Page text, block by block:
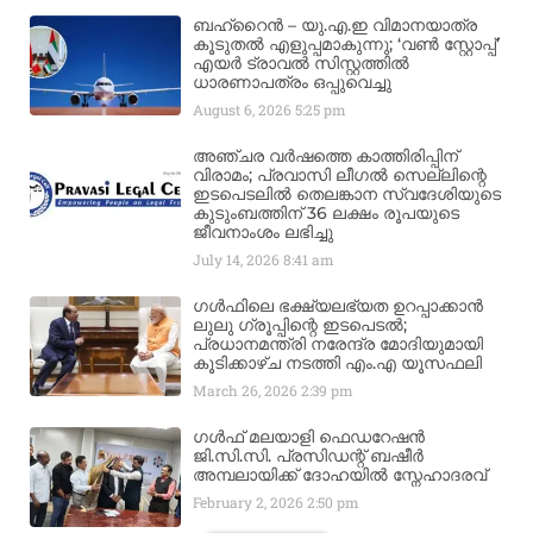
ബഹ്‌റൈൻ – യു.എ.ഇ വിമാനയാത്ര
കൂടുതൽ എളുപ്പമാകുന്നു; ‘വൺ സ്റ്റോപ്പ്’
എയർ ട്രാവൽ സിസ്റ്റത്തിൽ
ധാരണാപത്രം ഒപ്പുവെച്ചു
August 6, 20265:25 pm
അഞ്ചര വർഷത്തെ കാത്തിരിപ്പിന്
വിരാമം; പ്രവാസി ലീഗൽ സെല്ലിന്റെ
ഇടപെടലിൽ തെലങ്കാന സ്വദേശിയുടെ
കുടുംബത്തിന് 36 ലക്ഷം രൂപയുടെ
ജീവനാംശം ലഭിച്ചു
July 14, 20268:41 am
ഗൾഫിലെ ഭക്ഷ്യലഭ്യത ഉറപ്പാക്കാൻ
ലുലു ഗ്രൂപ്പിന്റെ ഇടപെടൽ;
പ്രധാനമന്ത്രി നരേന്ദ്ര മോദിയുമായി
കൂടിക്കാഴ്ച നടത്തി എം.എ യൂസഫലി
March 26, 20262:39 pm
ഗൾഫ് മലയാളി ഫെഡറേഷൻ
ജി.സി.സി. പ്രസിഡന്റ് ബഷീർ
അമ്പലായിക്ക് ദോഹയിൽ സ്നേഹാദരവ്
February 2, 20262:50 pm